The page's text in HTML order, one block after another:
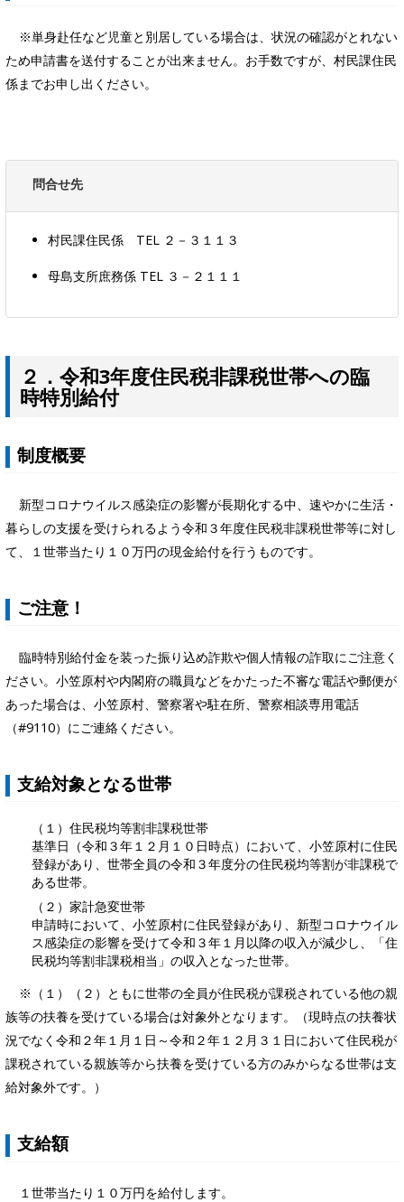
※単身赴任など児童と別居している場合は、状況の確認がとれない
ため申請書を送付することが出来ません。お手数ですが、村民課住民
係までお申し出ください。
問合せ先
村民課住民係 TEL ２－３１１３
母島支所庶務係 TEL ３－２１１１
２．令和3年度住民税非課税世帯への臨
時特別給付
制度概要
新型コロナウイルス感染症の影響が長期化する中、速やかに生活・
暮らしの支援を受けられるよう令和３年度住民税非課税世帯等に対し
て、１世帯当たり１０万円の現金給付を行うものです。
ご注意！
臨時特別給付金を装った振り込め詐欺や個人情報の詐取にご注意く
ださい。小笠原村や内閣府の職員などをかたった不審な電話や郵便が
あった場合は、小笠原村、警察署や駐在所、警察相談専用電話
（#9110）にご連絡ください。
支給対象となる世帯
（１）住民税均等割非課税世帯
基準日（令和３年１２月１０日時点）において、小笠原村に住民
登録があり、世帯全員の令和３年度分の住民税均等割が非課税で
ある世帯。
（２）家計急変世帯
申請時において、小笠原村に住民登録があり、新型コロナウイル
ス感染症の影響を受けて令和３年１月以降の収入が減少し、「住
民税均等割非課税相当」の収入となった世帯。
※（１）（２）ともに世帯の全員が住民税が課税されている他の親
族等の扶養を受けている場合は対象外となります。（現時点の扶養状
況でなく令和２年１月１日～令和２年１２月３１日において住民税が
課税されている親族等から扶養を受けている方のみからなる世帯は支
給対象外です。）
支給額
１世帯当たり１０万円を給付します。